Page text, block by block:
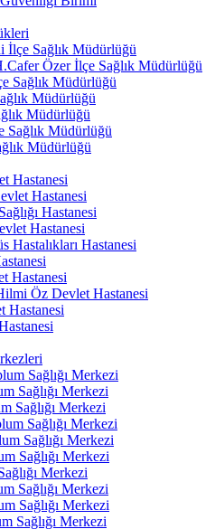
İlçe Sağlık Müdürlüğü
Özer İlçe Sağlık Müdürlüğü
Sağlık Müdürlüğü
Müdürlüğü
Müdürlüğü
Sağlık Müdürlüğü
Müdürlüğü
Hastanesi
Hastanesi
Hastanesi
Hastanesi
Hastalıkları Hastanesi
Hastanesi
Öz Devlet Hastanesi
Hastanesi
Sağlığı Merkezi
Sağlığı Merkezi
Sağlığı Merkezi
Sağlığı Merkezi
Sağlığı Merkezi
Sağlığı Merkezi
Merkezi
Sağlığı Merkezi
Sağlığı Merkezi
Sağlığı Merkezi